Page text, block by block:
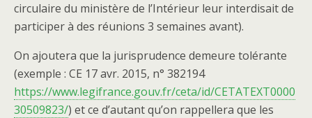
circulaire du ministère de l’Intérieur leur interdisait de
participer à des réunions 3 semaines avant).
On ajoutera que la jurisprudence demeure tolérante
(exemple : CE 17 avr. 2015, n° 382194
https://www.legifrance.gouv.fr/ceta/id/CETATEXT0000
30509823/) et ce d’autant qu’on rappellera que les